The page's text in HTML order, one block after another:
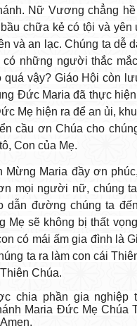
Nữ Vương chẳng
chữa kẻ có tội và yên
và an lạc. Chúng ta dễ
những người thắc
vậy? Giáo Hội còn
Đức Maria đã thực
Mẹ hiện ra để an ủi,
cầu ơn Chúa cho
Con của Mẹ.
Mừng Maria đầy ơn
mọi người nữ, chúng
dẫn đường chúng ta
Mẹ sẽ không bị thất
có mái ấm gia đình là
ta ra làm con cái
Chúa.
chia phần gia nghiệp
Maria Đức Mẹ Chúa